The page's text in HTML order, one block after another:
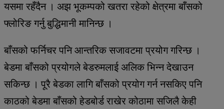
यसमा रहँदैन । अझ भूकम्पको खतरा रहेको क्षेत्रमा बाँसको
फ्लोरिङ गर्नु बुद्धिमानी मानिन्छ ।
बाँसको फर्निचर पनि आन्तरिक सजावटमा प्रयोग गरिन्छ ।
बेडमा बाँसको प्रयोगले बेडरुमलाई अलिक भिन्न देखाउन
सकिन्छ । पूरै बेडका लागि बाँसको प्रयोग गर्न नसकिए पनि
काठको बेडमा बाँसको हेडबोर्ड राखेर कोठामा सजिलै केही